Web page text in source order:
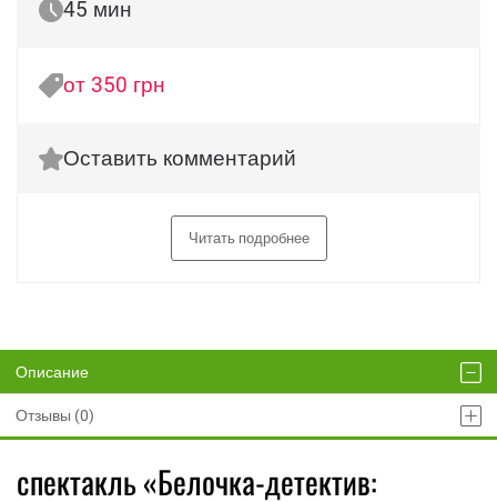
45 мин
от 350 грн
Оставить комментарий
Читать подробнее
Описание
Отзывы (0)
спектакль «Белочка-детектив: